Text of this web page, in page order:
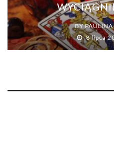
BYPAULINA
8 lipca